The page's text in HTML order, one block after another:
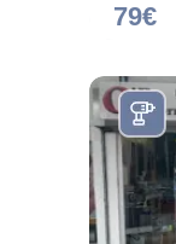
79€